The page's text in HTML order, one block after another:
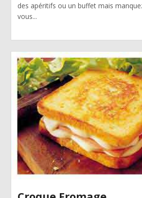
des apéritifs ou un buffet mais
vous...